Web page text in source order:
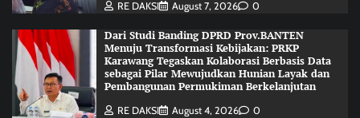
RE DAKSI August 7, 2026 0
Dari Studi Banding DPRD Prov.BANTEN
Menuju Transformasi Kebijakan: PRKP
Karawang Tegaskan Kolaborasi Berbasis Data
sebagai Pilar Mewujudkan Hunian Layak dan
Pembangunan Permukiman Berkelanjutan
RE DAKSI August 4, 2026 0